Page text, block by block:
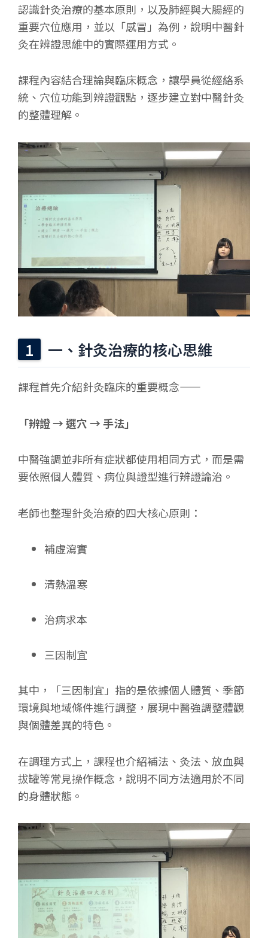
認識針灸治療的基本原則，以及肺經與大腸經的
重要穴位應用，並以「感冒」為例，說明中醫針
灸在辨證思維中的實際運用方式。
課程內容結合理論與臨床概念，讓學員從經絡系
統、穴位功能到辨證觀點，逐步建立對中醫針灸
的整體理解。
一、針灸治療的核心思維
課程首先介紹針灸臨床的重要概念——
「辨證 → 選穴 → 手法」
中醫強調並非所有症狀都使用相同方式，而是需
要依照個人體質、病位與證型進行辨證論治。
老師也整理針灸治療的四大核心原則：
補虛瀉實
清熱溫寒
治病求本
三因制宜
其中，「三因制宜」指的是依據個人體質、季節
環境與地域條件進行調整，展現中醫強調整體觀
與個體差異的特色。
在調理方式上，課程也介紹補法、灸法、放血與
拔罐等常見操作概念，說明不同方法適用於不同
的身體狀態。